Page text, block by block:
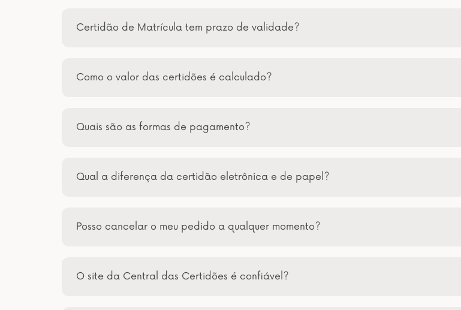
Certidão de Matrícula tem prazo de validade?
Como o valor das certidões é calculado?
Quais são as formas de pagamento?
Qual a diferença da certidão eletrônica e de papel?
Posso cancelar o meu pedido a qualquer momento?
O site da Central das Certidões é confiável?